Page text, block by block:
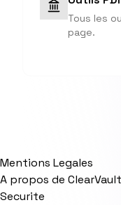
Tous les
page.
Mentions Legales
A propos de ClearVault
Securite